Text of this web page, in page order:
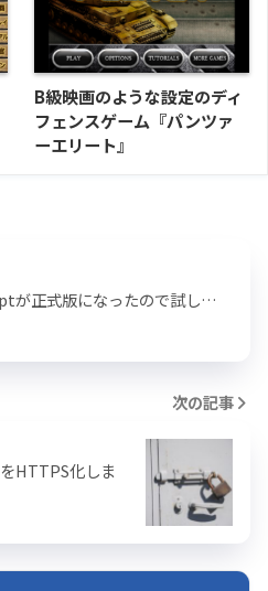
B級映画のような設定のディ
フェンスゲーム『パンツァ
ーエリート』
が正式版になったので試し…
次の記事
HTTPS化しま